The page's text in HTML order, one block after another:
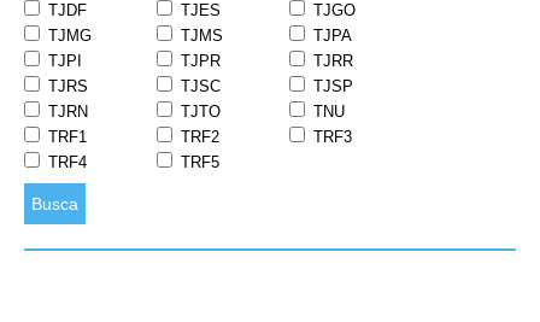
TJDF
TJES
TJGO
TJMG
TJMS
TJPA
TJPI
TJPR
TJRR
TJRS
TJSC
TJSP
TJRN
TJTO
TNU
TRF1
TRF2
TRF3
TRF4
TRF5
Busca